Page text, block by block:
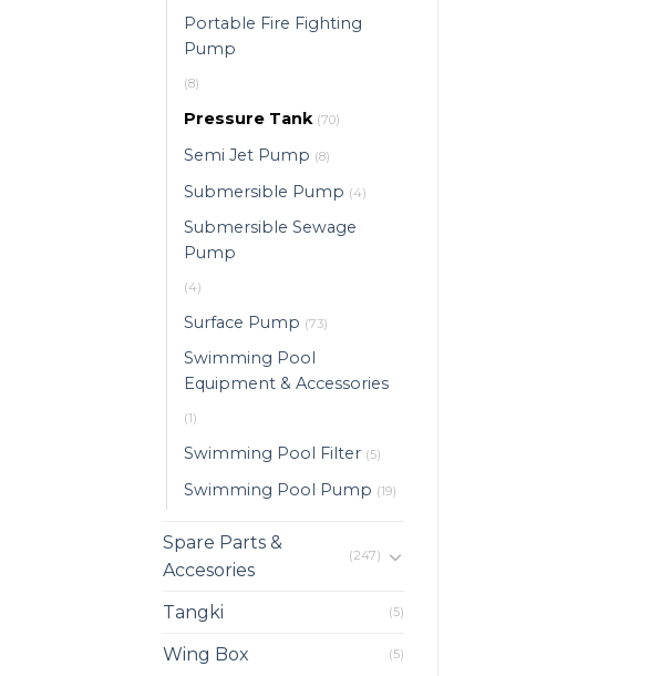
Portable Fire Fighting
Pump
(8)
Pressure Tank (70)
Semi Jet Pump (8)
Submersible Pump (4)
Submersible Sewage
Pump
(4)
Surface Pump (73)
Swimming Pool
Equipment & Accessories
(1)
Swimming Pool Filter (5)
Swimming Pool Pump (19)
Spare Parts &
Accesories
(247)
Tangki (5)
Wing Box (5)